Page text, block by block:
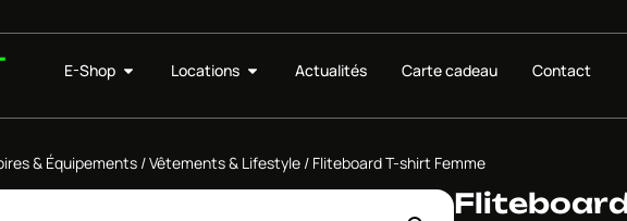
E-Shop Locations Actualités Carte cadeau Contact
& Équipements /Vêtements & Lifestyle / Fliteboard T-shirt Femme